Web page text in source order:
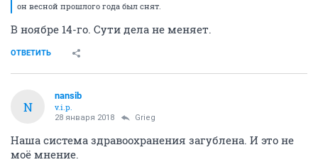
он весной прошлого года был снят.
В ноябре 14-го. Сути дела не меняет.
ОТВЕТИТЬ
N
nansib
v.i.p.
28 января 2018 Grieg
Наша система здравоохранения загублена. И это не
моё мнение.